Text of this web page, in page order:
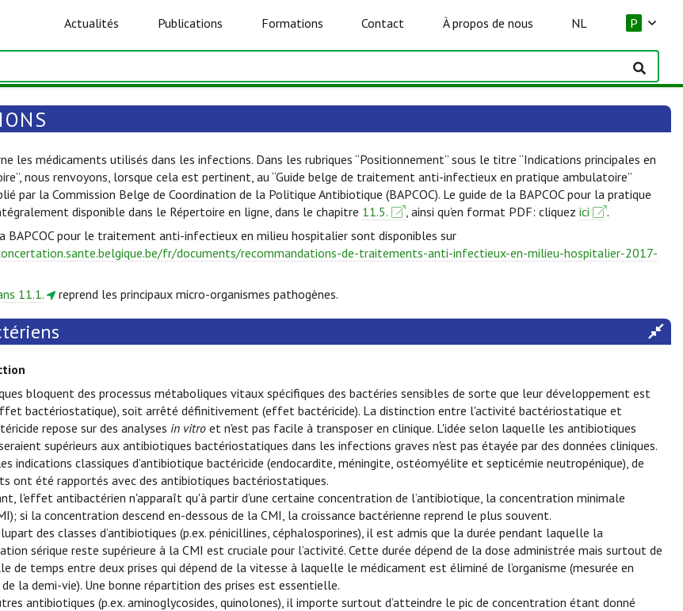
Actualités Publications Formations Contact À propos de nous NL P
les médicaments utilisés dans les infections. Dans les rubriques “Positionnement” sous le titre “Indications principales en
nous renvoyons, lorsque cela est pertinent, au “Guide belge de traitement anti-infectieux en pratique ambulatoire”
par la Commission Belge de Coordination de la Politique Antibiotique (BAPCOC). Le guide de la BAPCOC pour la pratique
disponible dans le Répertoire en ligne, dans le chapitre 11.5. , ainsi qu’en format PDF: cliquez ici
.
BAPCOC pour le traitement anti-infectieux en milieu hospitalier sont disponibles sur
fr/documents/recommandations-de-traitements-anti-infectieux-en-milieu-hospitalier-2017-
11.1. reprend les principaux micro-organismes pathogènes.
bloquent des processus métaboliques vitaux spécifiques des bactéries sensibles de sorte que leur développement est
bactériostatique), soit arrêté définitivement (effet bactéricide). La distinction entre l'activité bactériostatique et
repose sur des analyses in vitro et n'est pas facile à transposer en clinique. L'idée selon laquelle les antibiotiques
supérieurs aux antibiotiques bactériostatiques dans les infections graves n'est pas étayée par des données cliniques.
indications classiques d’antibiotique bactéricide (endocardite, méningite, ostéomyélite et septicémie neutropénique), de
ont été rapportés avec des antibiotiques bactériostatiques.
l'effet antibactérien n'apparaît qu'à partir d’une certaine concentration de l’antibiotique, la concentration minimale
si la concentration descend en-dessous de la CMI, la croissance bactérienne reprend le plus souvent.
des classes d’antibiotiques (p.ex. pénicillines, céphalosporines), il est admis que la durée pendant laquelle la
sérique reste supérieure à la CMI est cruciale pour l’activité. Cette durée dépend de la dose administrée mais surtout de
de temps entre deux prises qui dépend de la vitesse à laquelle le médicament est éliminé de l’organisme (mesurée en
la demi-vie). Une bonne répartition des prises est essentielle.
antibiotiques (p.ex. aminoglycosides, quinolones), il importe surtout d’atteindre le pic de concentration étant donné